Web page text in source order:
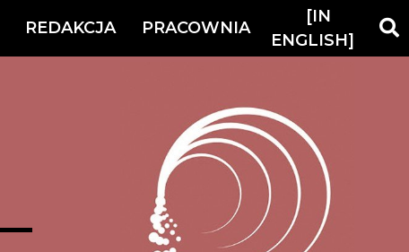
REDAKCJA PRACOWNIA
[IN
ENGLISH]